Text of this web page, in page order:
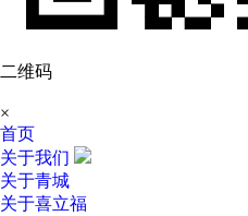
二维码
×
首页
关于我们
关于青城
关于喜立福